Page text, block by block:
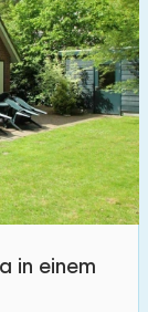
in einem